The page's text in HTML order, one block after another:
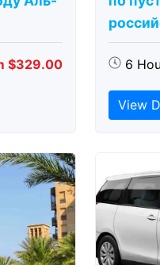
$329.00 6
View